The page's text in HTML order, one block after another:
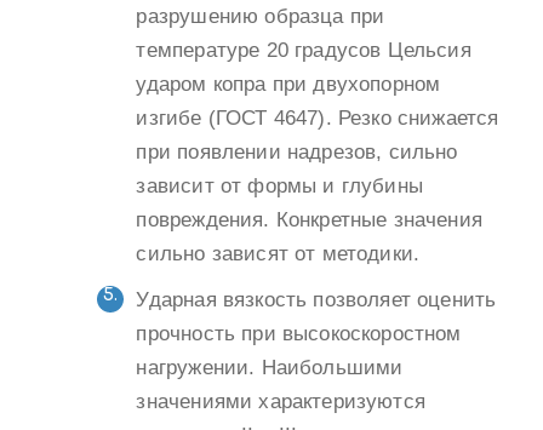
разрушению образца при
температуре 20 градусов Цельсия
ударом копра при двухопорном
изгибе (ГОСТ 4647). Резко снижается
при появлении надрезов, сильно
зависит от формы и глубины
повреждения. Конкретные значения
сильно зависят от методики.
Ударная вязкость позволяет оценить
прочность при высокоскоростном
нагружении. Наибольшими
значениями характеризуются